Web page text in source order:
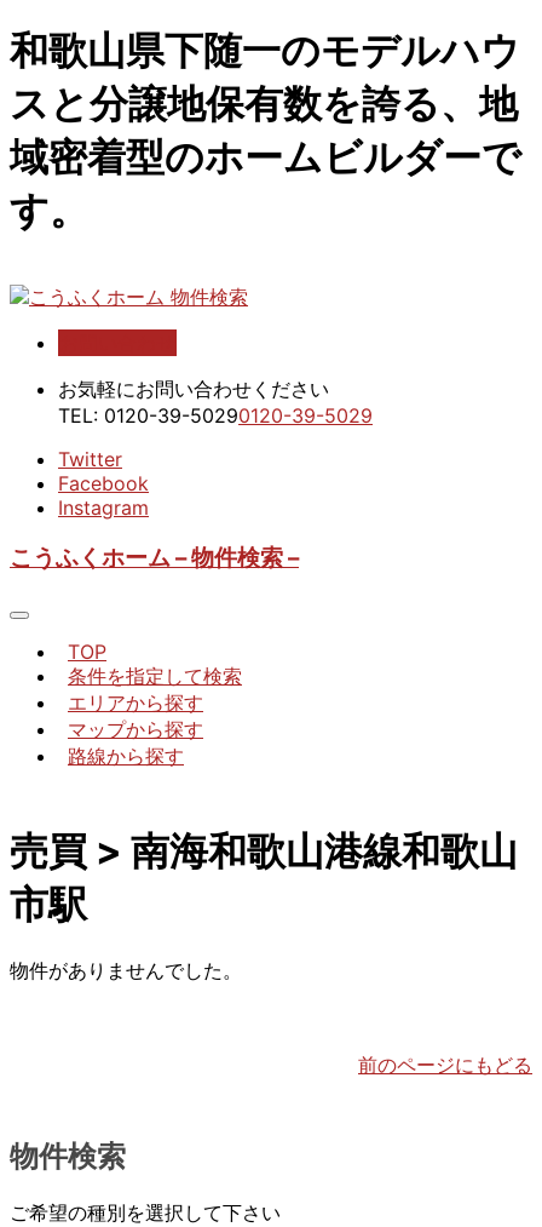
和歌山県下随一のモデルハウ
スと分譲地保有数を誇る、地
域密着型のホームビルダーで
す。
こうふくホーム 物件検索
お気軽にお問い合わせください
TEL: 0120-39-50290120-39-5029
Twitter
Facebook
Instagram
こうふくホーム – 物件検索 –
TOP
条件を指定して検索
エリアから探す
マップから探す
路線から探す
売買 > 南海和歌山港線和歌山
市駅
物件がありませんでした。
前のページにもどる
物件検索
ご希望の種別を選択して下さい